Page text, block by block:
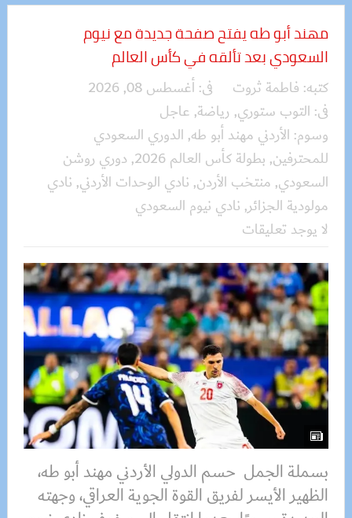
مهند أبو طه يفتح صفحة جديدة مع نيوم
السعودي بعد تألقه في كأس العالم
كتبه: فاطمة ثروت فى:أغسطس 08, 2026
فى: التوب ستوري, رياضة, عاجل
وسوم: الأردني مهند أبو طه, الدوري السعودي
للمحترفين, بطولة كأس العالم 2026 , دوري روشن
السعودي, منتخب الأردن, نادي الوحدات الأردني, نادي
مولودية الجزائر, نادي نيوم السعودي
لا يوجد تعليقات
بسملة الجمل حسم الدولي الأردني مهند أبو طه،
الظهير الأيسر لفريق القوة الجوية العراقي، وجهته